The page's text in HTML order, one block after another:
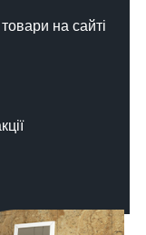
на сайті